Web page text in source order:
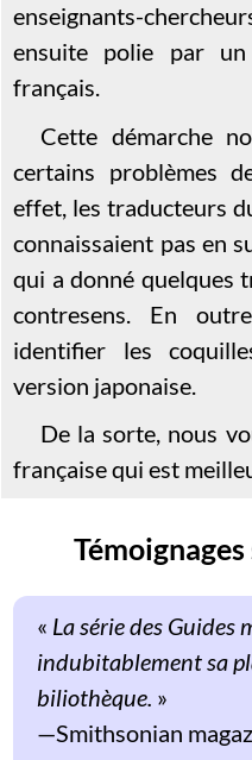
enseignants-
ensuite polie par
français.
Cette démarche
certains problèmes
effet, les traducteurs
connaissaient pas en
qui a donné quelques
contresens. En
identifier les
version japonaise.
De la sorte, nous
française qui est
« La série des Guides
indubitablement sa
biliothèque. »
Smithsonian